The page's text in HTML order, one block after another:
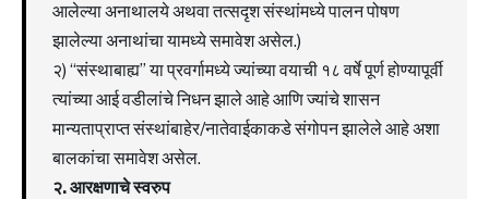
आलेल्या अनाथालये अथवा तत्सदृश संस्थांमध्ये पालन पोषण
झालेल्या अनाथांचा यामध्ये समावेश असेल.)
२) “संस्थाबाह्य” या प्रवर्गामध्ये ज्यांच्या वयाची १८ वर्षे पूर्ण होण्यापूर्वी
त्यांच्या आई वडीलांचे निधन झाले आहे आणि ज्यांचे शासन
मान्यताप्राप्त संस्थांबाहेर/नातेवाईकाकडे संगोपन झालेले आहे अशा
बालकांचा समावेश असेल.
२. आरक्षणाचे स्वरुप